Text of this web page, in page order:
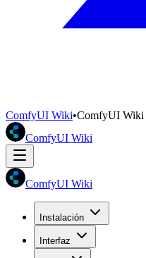
ComfyUI Wiki•ComfyUI Wiki
ComfyUI Wiki
ComfyUI Wiki
Instalación
Interfaz